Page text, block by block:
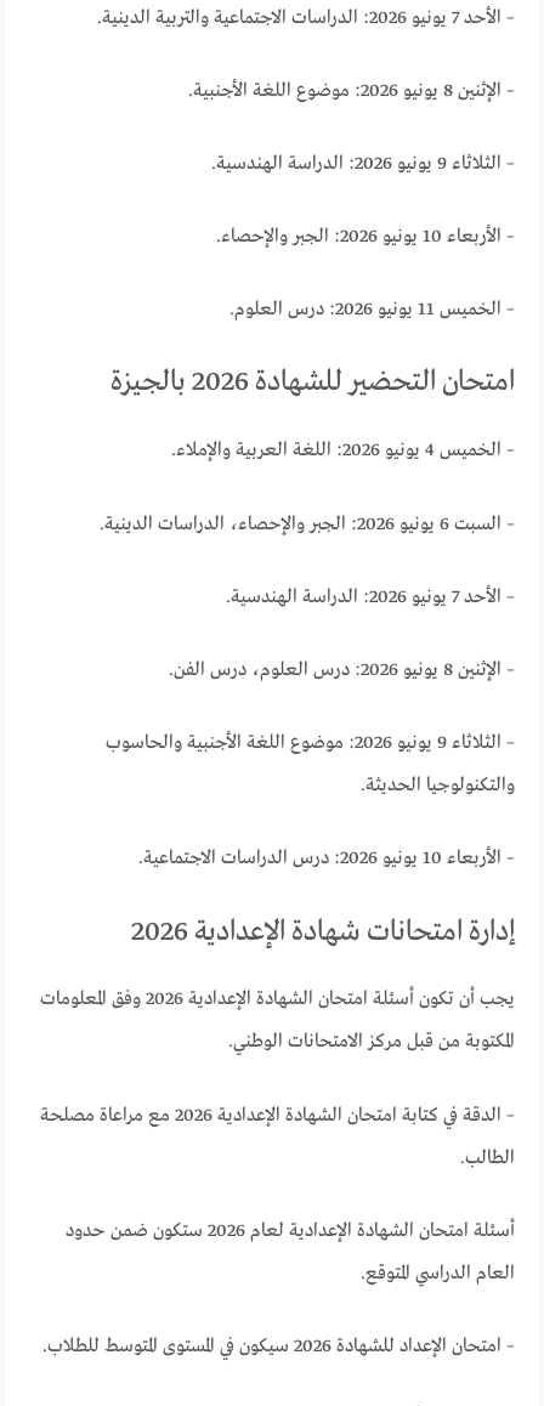
– الأحد 7 يونيو 2026: الدراسات الاجتماعية والتربية الدينية.
– الإثنين 8 يونيو 2026: موضوع اللغة الأجنبية.
– الثلاثاء 9 يونيو 2026: الدراسة الهندسية.
– الأربعاء 10 يونيو 2026: الجبر والإحصاء.
– الخميس 11 يونيو 2026: درس العلوم.
امتحان التحضير للشهادة 2026 بالجيزة
– الخميس 4 يونيو 2026: اللغة العربية والإملاء.
– السبت 6 يونيو 2026: الجبر والإحصاء، الدراسات الدينية.
– الأحد 7 يونيو 2026: الدراسة الهندسية.
– الإثنين 8 يونيو 2026: درس العلوم، درس الفن.
– الثلاثاء 9 يونيو 2026: موضوع اللغة الأجنبية والحاسوب
والتكنولوجيا الحديثة.
– الأربعاء 10 يونيو 2026: درس الدراسات الاجتماعية.
إدارة امتحانات شهادة الإعدادية 2026
يجب أن تكون أسئلة امتحان الشهادة الإعدادية 2026 وفق المعلومات
المكتوبة من قبل مركز الامتحانات الوطني.
– الدقة في كتابة امتحان الشهادة الإعدادية 2026 مع مراعاة مصلحة
الطالب.
أسئلة امتحان الشهادة الإعدادية لعام 2026 ستكون ضمن حدود
العام الدراسي المتوقع.
– امتحان الإعداد للشهادة 2026 سيكون في المستوى المتوسط ​​للطلاب.